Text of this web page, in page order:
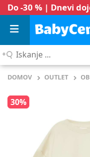
Do -30 % | Dnevi
Iskanje
DOMOV OUTLET
30%